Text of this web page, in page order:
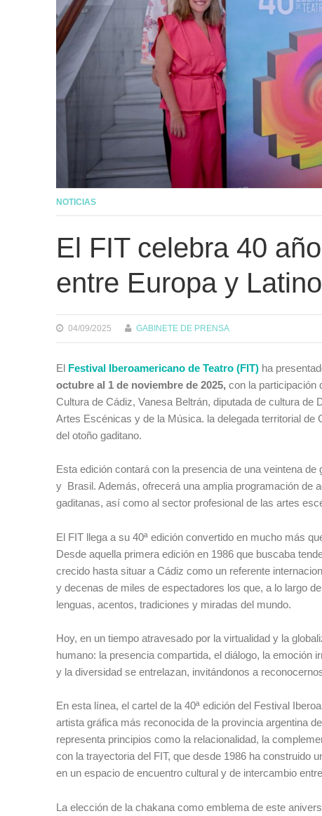
NOTICIAS
El FIT celebra 40
entre Europa y
04/09/2025 GABINETE DE PRENSA
El Festival Iberoamericano de Teatro (FIT) ha
octubre al 1 de noviembre de 2025, con la participación
Cultura de Cádiz, Vanesa Beltrán, diputada de cultura de
Artes Escénicas y de la Música. la delegada territorial
del otoño gaditano.
Esta edición contará con la presencia de una veintena
y Brasil. Además, ofrecerá una amplia programación de
gaditanas, así como al sector profesional de las artes
El FIT llega a su 40ª edición convertido en mucho más
Desde aquella primera edición en 1986 que buscaba
crecido hasta situar a Cádiz como un referente
y decenas de miles de espectadores los que, a lo largo
lenguas, acentos, tradiciones y miradas del mundo.
Hoy, en un tiempo atravesado por la virtualidad y la
humano: la presencia compartida, el diálogo, la emoción
y la diversidad se entrelazan, invitándonos a
En esta línea, el cartel de la 40ª edición del Festival
artista gráfica más reconocida de la provincia argentina
representa principios como la relacionalidad, la
con la trayectoria del FIT, que desde 1986 ha construido
en un espacio de encuentro cultural y de intercambio
La elección de la chakana como emblema de este